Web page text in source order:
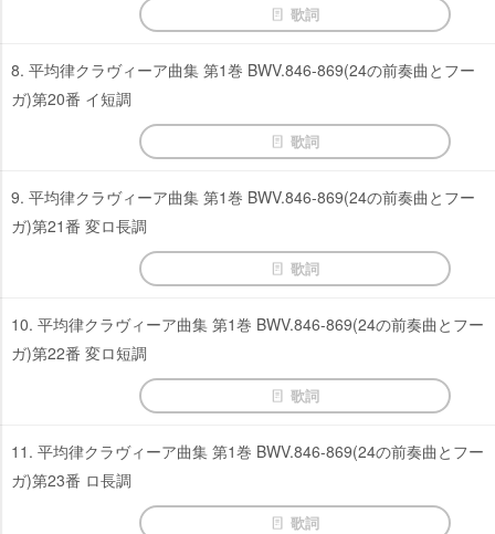
歌詞
8. 平均律クラヴィーア曲集 第1巻 BWV.846-869(24の前奏曲とフー
ガ)第20番 イ短調
歌詞
9. 平均律クラヴィーア曲集 第1巻 BWV.846-869(24の前奏曲とフー
ガ)第21番 変ロ長調
歌詞
10. 平均律クラヴィーア曲集 第1巻 BWV.846-869(24の前奏曲とフー
ガ)第22番 変ロ短調
歌詞
11. 平均律クラヴィーア曲集 第1巻 BWV.846-869(24の前奏曲とフー
ガ)第23番 ロ長調
歌詞